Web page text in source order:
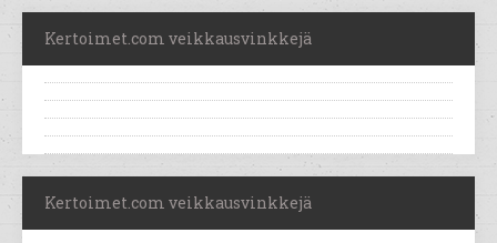
Kertoimet.com veikkausvinkkejä
Kertoimet.com veikkausvinkkejä